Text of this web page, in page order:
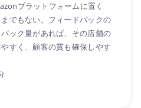
プラットフォームに置く
でもない。フィードバックの
ック量があれば、その店舗の
すく、顧客の質も確保しやす